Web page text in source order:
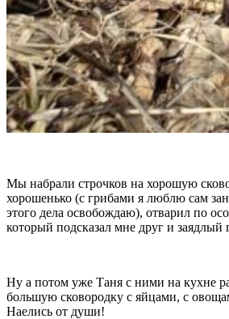
Мы набрали строчков на хорошую
хорошенько (с грибами я люблю сам
этого дела освобождаю), отварил по
который подсказал мне друг и
Ну а потом уже Таня с ними на кухне
большую сковородку с яйцами, с
Наелись от души!